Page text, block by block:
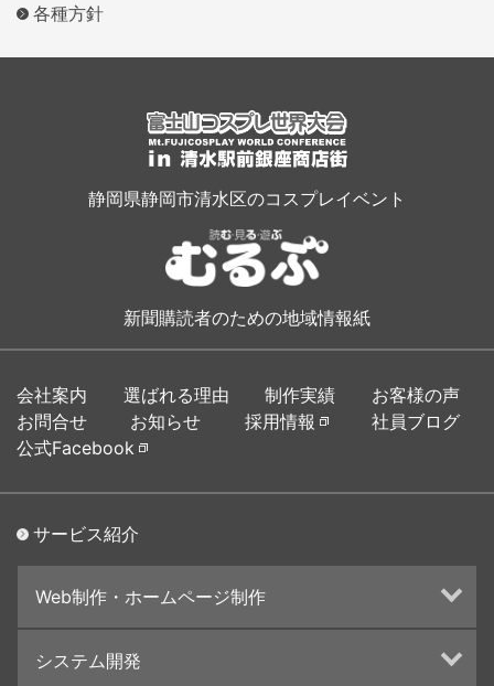
各種方針
静岡県静岡市清水区のコスプレイベント
新聞購読者のための地域情報紙
会社案内 選ばれる理由 制作実績
お客様の声
お問合せ
お知らせ 採用情報
社員ブログ
公式Facebook
サービス紹介
Web制作・ホームページ制作
ランディングページ制作
システム開発